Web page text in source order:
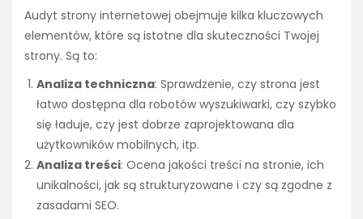
Audyt strony internetowej obejmuje kilka kluczowych
elementów, które są istotne dla skuteczności Twojej
strony. Są to:
Analiza techniczna: Sprawdzenie, czy strona jest
łatwo dostępna dla robotów wyszukiwarki, czy szybko
się ładuje, czy jest dobrze zaprojektowana dla
użytkowników mobilnych, itp.
Analiza treści: Ocena jakości treści na stronie, ich
unikalności, jak są strukturyzowane i czy są zgodne z
zasadami SEO.